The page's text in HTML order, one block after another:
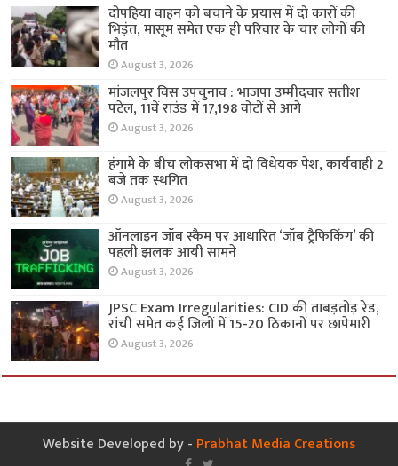
दोपहिया वाहन को बचाने के प्रयास में दो कारों की
भिड़ंत, मासूम समेत एक ही परिवार के चार लोगों की
मौत
August 3, 2026
मांजलपुर विस उपचुनाव : भाजपा उम्मीदवार सतीश
पटेल, 11वें राउंड में 17,198 वोटों से आगे
August 3, 2026
हंगामे के बीच लोकसभा में दो विधेयक पेश, कार्यवाही 2
बजे तक स्थगित
August 3, 2026
ऑनलाइन जॉब स्कैम पर आधारित ‘जॉब ट्रैफिकिंग’ की
पहली झलक आयी सामने
August 3, 2026
JPSC Exam Irregularities: CID की ताबड़तोड़ रेड,
रांची समेत कई जिलों में 15-20 ठिकानों पर छापेमारी
August 3, 2026
Website Developed by - Prabhat Media Creations